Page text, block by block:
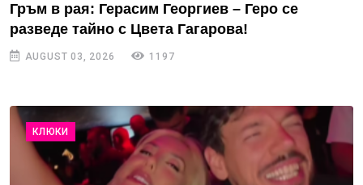
Гръм в рая: Герасим Георгиев – Геро се
разведе тайно с Цвета Гагарова!
AUGUST 03, 2026 1197
КЛЮКИ